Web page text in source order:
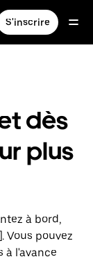
S'inscrire
dès
plus
à bord,
Vous pouvez
à l'avance